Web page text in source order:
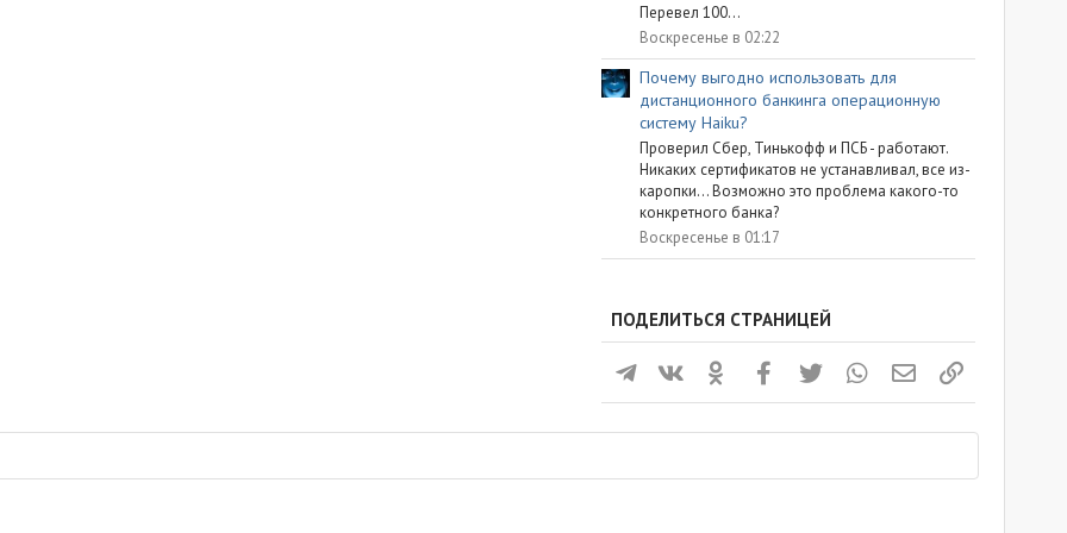
Перевел 100...
Воскресенье в 02:22
Почему выгодно использовать для
дистанционного банкинга операционную
систему Haiku?
Проверил Сбер, Тинькофф и ПСБ - работают.
Никаких сертификатов не устанавливал, все из-
каропки... Возможно это проблема какого-то
конкретного банка?
Воскресенье в 01:17
ПОДЕЛИТЬСЯ СТРАНИЦЕЙ
ТелеграмВКонтактеОдноклассники
FacebookTwitter WhatsAppЭлектронная почта